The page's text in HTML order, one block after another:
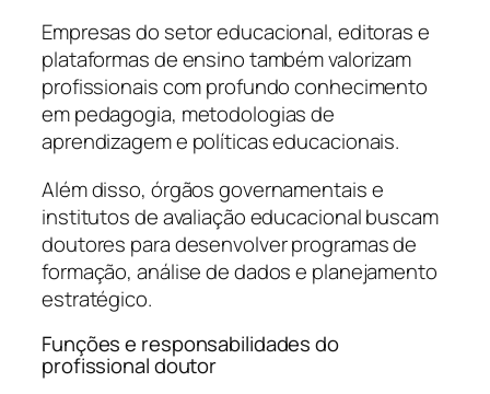
Empresas do setor educacional, editoras e
plataformas de ensino também valorizam
profissionais com profundo conhecimento
em pedagogia, metodologias de
aprendizagem e políticas educacionais.
Além disso, órgãos governamentais e
institutos de avaliação educacional buscam
doutores para desenvolver programas de
formação, análise de dados e planejamento
estratégico.
Funções e responsabilidades do
profissional doutor